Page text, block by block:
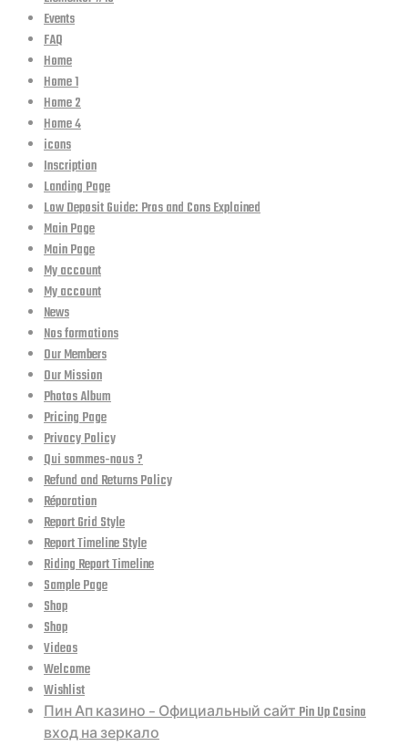
Events
FAQ
Home
Home 1
Home 2
Home 4
icons
Inscription
Landing Page
Low Deposit Guide: Pros and Cons Explained
Main Page
Main Page
My account
My account
News
Nos formations
Our Members
Our Mission
Photos Album
Pricing Page
Privacy Policy
Qui sommes-nous ?
Refund and Returns Policy
Réparation
Report Grid Style
Report Timeline Style
Riding Report Timeline
Sample Page
Shop
Shop
Videos
Welcome
Wishlist
Пин Ап казино – Официальный сайт Pin Up Casino
вход на зеркало